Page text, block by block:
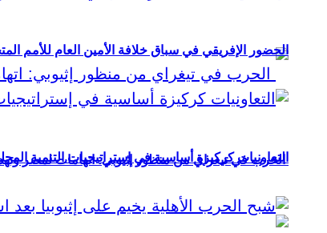
الحرب في تيغراي من منظور إثيوبي: اتهامات لمصر
الحضور الإفريقي في سباق خلافة الأمين العام للأمم
التعاونيات كركيزة أساسية في إستراتيجيات التنمية